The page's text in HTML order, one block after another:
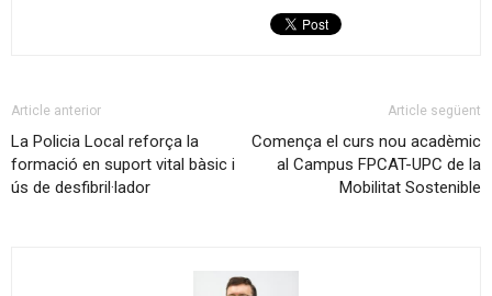
Article anterior
La Policia Local reforça la
formació en suport vital bàsic i
ús de desfibril·lador
Article següent
Comença el curs nou acadèmic
al Campus FPCAT-UPC de la
Mobilitat Sostenible